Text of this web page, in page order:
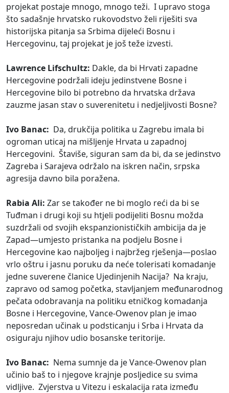
projekat postaje mnogo, mnogo teži. I upravo stoga
što sadašnje hrvatsko rukovodstvo želi riješiti sva
historijska pitanja sa Srbima dijeleći Bosnu i
Hercegovinu, taj projekat je još teže izvesti.
Lawrence Lifschultz: Dakle, da bi Hrvati zapadne
Hercegovine podržali ideju jedinstvene Bosne i
Hercegovine bilo bi potrebno da hrvatska država
zauzme jasan stav o suverenitetu i nedjeljivosti Bosne?
Ivo Banac: Da, drukčija politika u Zagrebu imala bi
ogroman uticaj na mišljenje Hrvata u zapadnoj
Hercegovini. Štaviše, siguran sam da bi, da se jedinstvo
Zagreba i Sarajeva održalo na iskren način, srpska
agresija davno bila poražena.
Rabia Ali: Zar se također ne bi moglo reći da bi se
Tuđman i drugi koji su htjeli podijeliti Bosnu možda
suzdržali od svojih ekspanzionističkih ambicija da je
Zapad—umjesto pristanka na podjelu Bosne i
Hercegovine kao najboljeg i najbržeg rješenja—poslao
vrlo oštru i jasnu poruku da neće tolerisati komadanje
jedne suverene članice Ujedinjenih Nacija? Na kraju,
zapravo od samog početka, stavljanjem međunarodnog
pečata odobravanja na politiku etničkog komadanja
Bosne i Hercegovine, Vance-Owenov plan je imao
neposredan učinak u podsticanju i Srba i Hrvata da
osiguraju njihov udio bosanske teritorije.
Ivo Banac: Nema sumnje da je Vance-Owenov plan
učinio baš to i njegove krajnje posljedice su svima
vidljive. Zvjerstva u Vitezu i eskalacija rata između